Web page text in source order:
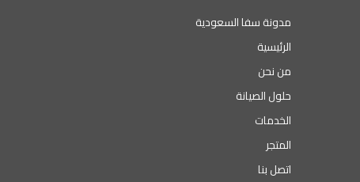
مدونة سفا السعودية
الرئيسية
من نحن
حلول الصيانة
الخدمات
المتجر
اتصل بنا